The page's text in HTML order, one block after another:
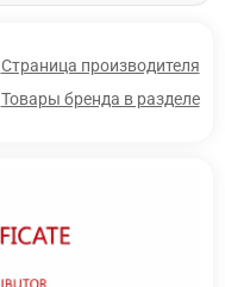
Страница производителя
Товары бренда в разделе